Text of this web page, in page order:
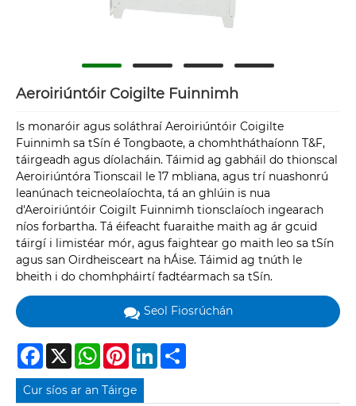
Aeroiriúntóir Coigilte Fuinnimh
Is monaróir agus soláthraí Aeroiriúntóir Coigilte
Fuinnimh sa tSín é Tongbaote, a chomhtháthaíonn T&F,
táirgeadh agus díolacháin. Táimid ag gabháil do thionscal
Aeroiriúntóra Tionscail le 17 mbliana, agus trí nuashonrú
leanúnach teicneolaíochta, tá an ghlúin is nua
d'Aeroiriúntóir Coigilt Fuinnimh tionsclaíoch ingearach
níos forbartha. Tá éifeacht fuaraithe maith ag ár gcuid
táirgí i limistéar mór, agus faightear go maith leo sa tSín
agus san Oirdheisceart na hÁise. Táimid ag tnúth le
bheith i do chomhpháirtí fadtéarmach sa tSín.
Seol Fiosrúchán
Facebook
X WhatsAppPinterestLinkedIn
Cur síos ar an Táirge